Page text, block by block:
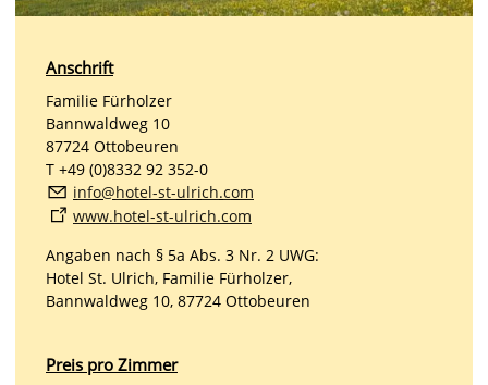
Anschrift
Familie Fürholzer
Bannwaldweg 10
87724 Ottobeuren
T +49 (0)8332 92 352-0
nf
h t l-st- lr ch c m
www.hotel-st-ulrich.com
Angaben nach § 5a Abs. 3 Nr. 2 UWG:
Hotel St. Ulrich, Familie Fürholzer,
Bannwaldweg 10, 87724 Ottobeuren
Preis pro Zimmer